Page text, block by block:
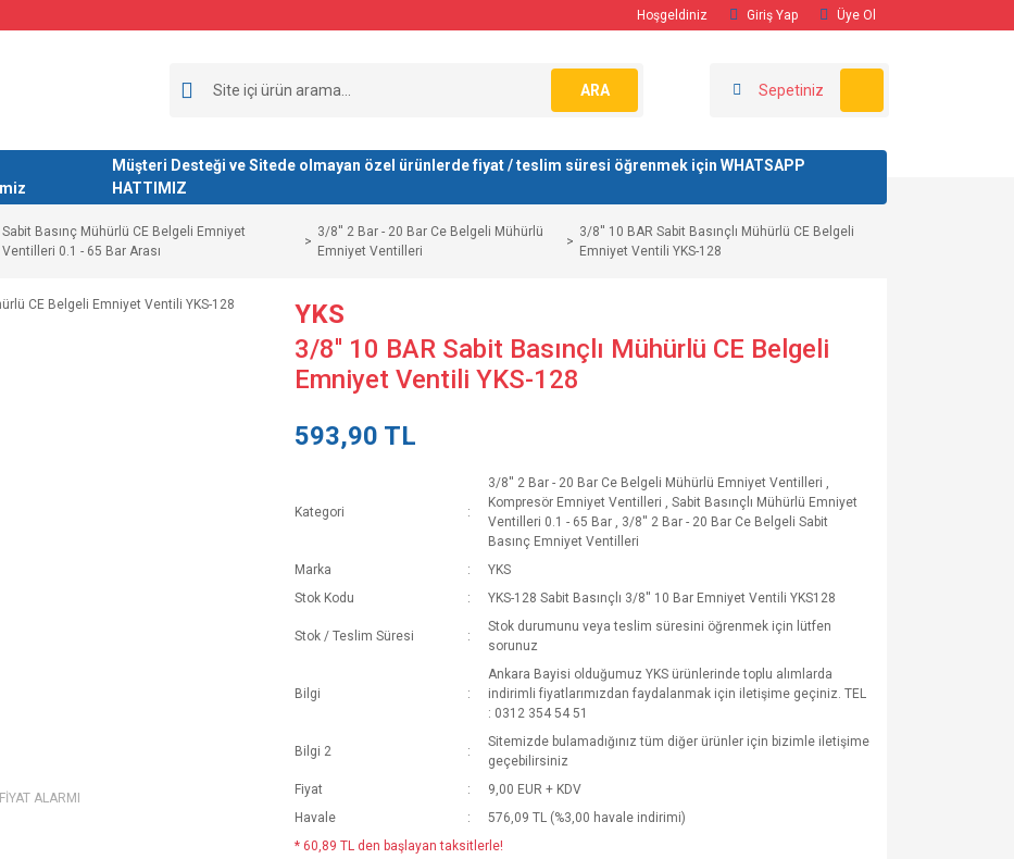
Hoşgeldiniz Giriş Yap Üye Ol
ARA Sepetiniz
Müşteri Desteği ve Sitede olmayan özel ürünlerde fiyat / teslim süresi öğrenmek için WHATSAPP
HATTIMIZ
Sabit Basınç Mühürlü CE Belgeli Emniyet
Ventilleri 0.1 - 65 Bar Arası
3/8'' 2 Bar - 20 Bar Ce Belgeli Mühürlü
Emniyet Ventilleri
3/8'' 10 BAR Sabit Basınçlı Mühürlü CE Belgeli
Emniyet Ventili YKS-128
FİYAT ALARMI
YKS
3/8'' 10 BAR Sabit Basınçlı Mühürlü CE Belgeli
Emniyet Ventili YKS-128
593,90 TL
Kategori
3/8'' 2 Bar - 20 Bar Ce Belgeli Mühürlü Emniyet Ventilleri ,
Kompresör Emniyet Ventilleri , Sabit Basınçlı Mühürlü Emniyet
Ventilleri 0.1 - 65 Bar , 3/8'' 2 Bar - 20 Bar Ce Belgeli Sabit
Basınç Emniyet Ventilleri
Marka
YKS
Stok Kodu
YKS-128 Sabit Basınçlı 3/8'' 10 Bar Emniyet Ventili YKS128
Stok / Teslim Süresi
Stok durumunu veya teslim süresini öğrenmek için lütfen
sorunuz
Bilgi
Ankara Bayisi olduğumuz YKS ürünlerinde toplu alımlarda
indirimli fiyatlarımızdan faydalanmak için iletişime geçiniz. TEL
: 0312 354 54 51
Bilgi 2
Sitemizde bulamadığınız tüm diğer ürünler için bizimle iletişime
geçebilirsiniz
Fiyat
9,00 EUR + KDV
Havale
576,09 TL (%3,00 havale indirimi)
* 60,89 TL den başlayan taksitlerle!